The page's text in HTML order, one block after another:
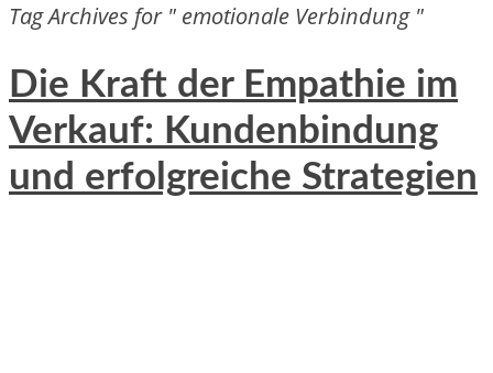
Tag Archives for " emotionale Verbindung "
Die Kraft der Empathie im
Verkauf: Kundenbindung
und erfolgreiche Strategien